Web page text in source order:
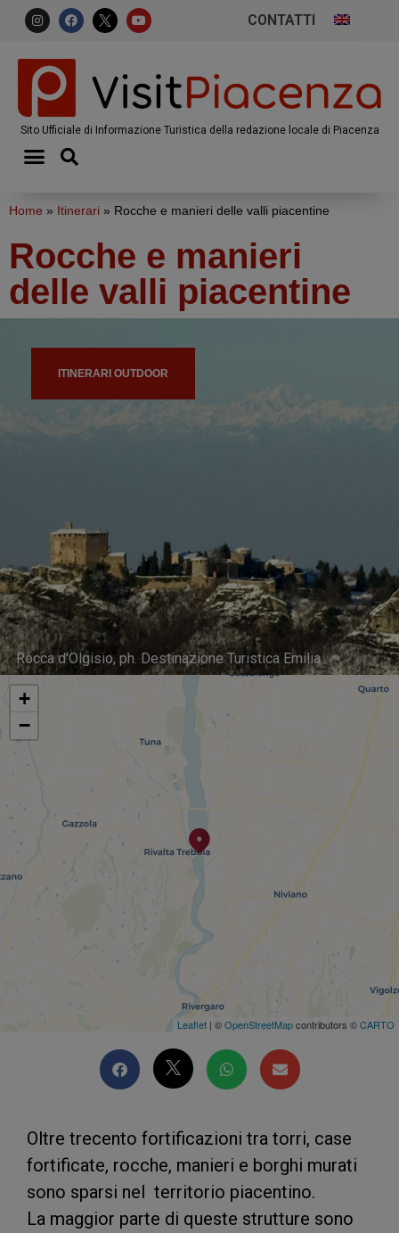
CONTATTI
Sito Ufficiale di Informazione Turistica della redazione locale di Piacenza
Home » Itinerari » Rocche e manieri delle valli piacentine
Rocche e manieri
delle valli piacentine
ITINERARI OUTDOOR
Rocca d'Olgisio, ph. Destinazione Turistica Emilia
+
−
Leaflet | ©OpenStreetMapcontributors ©CARTO
Oltre trecento fortificazioni tra torri, case
fortificate, rocche, manieri e borghi murati
sono sparsi nel territorio piacentino.
La maggior parte di queste strutture sono